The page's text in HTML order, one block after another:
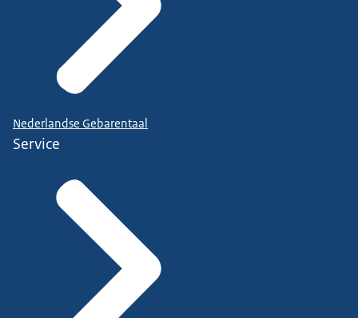
Nederlandse Gebarentaal
Service